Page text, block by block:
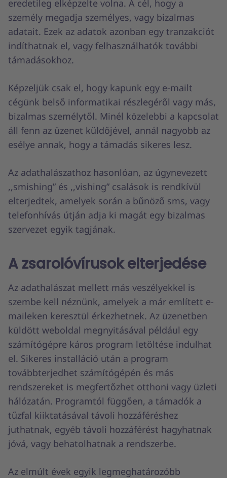
eredetileg elképzelte volna. A cél, hogy a
személy megadja személyes, vagy bizalmas
adatait. Ezek az adatok azonban egy tranzakciót
indíthatnak el, vagy felhasználhatók további
támadásokhoz.
Képzeljük csak el, hogy kapunk egy e-mailt
cégünk belső informatikai részlegéről vagy más,
bizalmas személytől. Minél közelebbi a kapcsolat
áll fenn az üzenet küldőjével, annál nagyobb az
esélye annak, hogy a támadás sikeres lesz.
Az adathalászathoz hasonlóan, az úgynevezett
,,smishing” és ,,vishing” csalások is rendkívül
elterjedtek, amelyek során a bűnöző sms, vagy
telefonhívás útján adja ki magát egy bizalmas
szervezet egyik tagjának.
A zsarolóvírusok elterjedése
Az adathalászat mellett más veszélyekkel is
szembe kell néznünk, amelyek a már említett e-
maileken keresztül érkezhetnek. Az üzenetben
küldött weboldal megnyitásával például egy
számítógépre káros program letöltése indulhat
el. Sikeres installáció után a program
továbbterjedhet számítógépén és más
rendszereket is megfertőzhet otthoni vagy üzleti
hálózatán. Programtól függően, a támadók a
tűzfal kiiktatásával távoli hozzáféréshez
juthatnak, egyéb távoli hozzáférést hagyhatnak
jóvá, vagy behatolhatnak a rendszerbe.
Az elmúlt évek egyik legmeghatározóbb